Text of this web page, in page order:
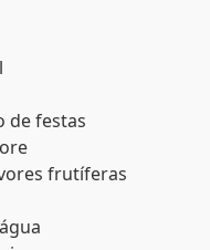
de festas
frutíferas